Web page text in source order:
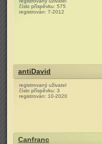
číslo příspěvku: 575
registrován: 7-2012
antiDavid
registrovaný uživatel
číslo příspěvku: 3
registrován: 10-2020
Canfranc